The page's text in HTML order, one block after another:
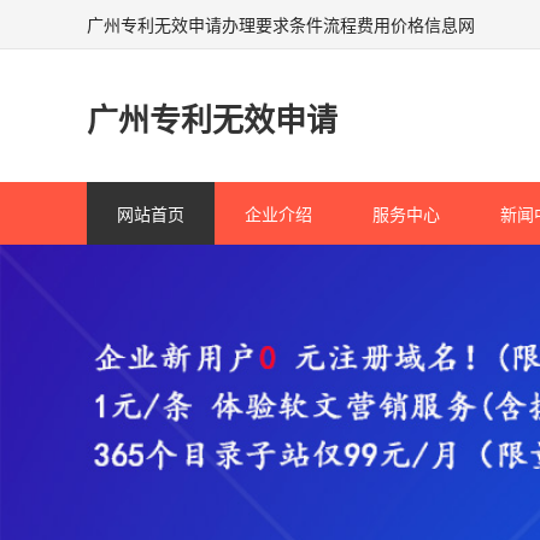
广州专利无效申请办理要求条件流程费用价格信息网
广州专利无效申请
网站首页 企业介绍 服务中心 新闻